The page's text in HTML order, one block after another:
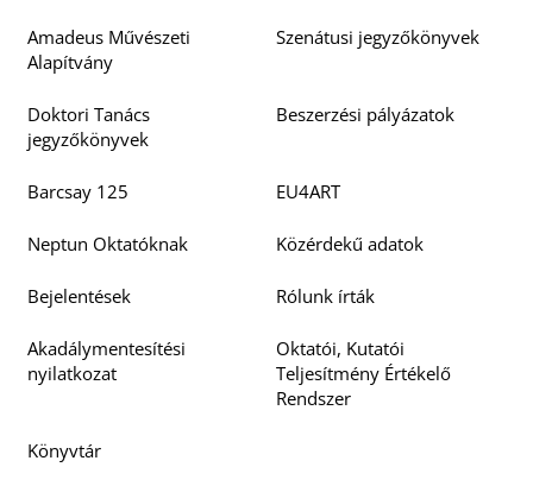
Amadeus Művészeti
Alapítvány
Szenátusi jegyzőkönyvek
Doktori Tanács
jegyzőkönyvek
Beszerzési pályázatok
Barcsay 125 EU4ART
Neptun Oktatóknak Közérdekű adatok
Bejelentések Rólunk írták
Akadálymentesítési
nyilatkozat
Oktatói, Kutatói
Teljesítmény Értékelő
Rendszer
Könyvtár